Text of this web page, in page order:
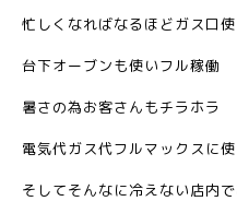
忙しくなればなるほどガス口
台下オーブンも使いフル稼働
暑さの為お客さんもチラホラ
電気代ガス代フルマックスに
そしてそんなに冷えない店内